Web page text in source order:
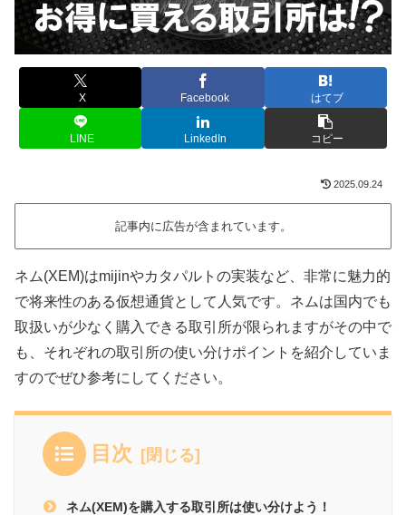
X Facebook はてブ
LINE LinkedIn コピー
2025.09.24
記事内に広告が含まれています。
ネム(XEM)はmijinやカタパルトの実装など、非常に魅力的
で将来性のある仮想通貨として人気です。ネムは国内でも
取扱いが少なく購入できる取引所が限られますがその中で
も、それぞれの取引所の使い分けポイントを紹介していま
すのでぜひ参考にしてください。
目次
ネム(XEM)を購入する取引所は使い分けよう！